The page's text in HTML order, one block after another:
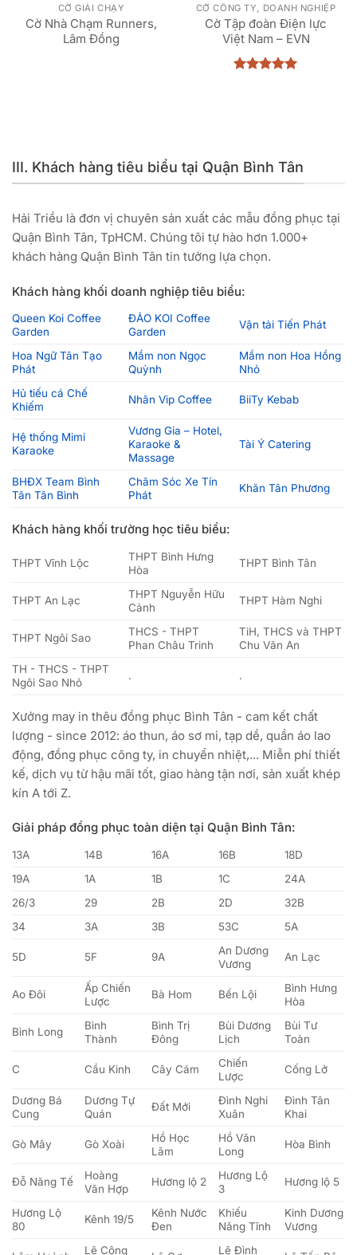
CỜ GIẢI CHẠY
Cờ Nhà Chạm Runners,
Lâm Đồng
CỜ CÔNG TY, DOANH NGHIỆP
Cờ Tập đoàn Điện lực
Việt Nam – EVN
III. Khách hàng tiêu biểu tại Quận Bình Tân
Hải Triều là đơn vị chuyên sản xuất các mẫu đồng phục tại
Quận Bình Tân, TpHCM. Chúng tôi tự hào hơn 1.000+
khách hàng Quận Bình Tân tin tưởng lựa chọn.
Khách hàng khối doanh nghiệp tiêu biểu:
Queen Koi Coffee
Garden
ĐẢO KOI Coffee
Garden
Vận tải Tiến Phát
Hoa Ngữ Tân Tạo
Phát
Mầm non Ngọc
Quỳnh
Mầm non Hoa Hồng
Nhỏ
Hủ tiếu cá Chế
Khiếm
Nhân Vip Coffee BiiTy Kebab
Hệ thống Mimi
Karaoke
Vương Gia – Hotel,
Karaoke &
Massage
Tài Ý Catering
BHĐX Team Bình
Tân Tân Bình
Chăm Sóc Xe Tín
Phát
Khăn Tân Phương
Khách hàng khối trường học tiêu biểu:
THPT Vĩnh Lộc
THPT Bình Hưng
Hòa
THPT Bình Tân
THPT An Lạc
THPT Nguyễn Hữu
Cảnh
THPT Hàm Nghi
THPT Ngôi Sao
THCS - THPT
Phan Châu Trinh
TiH, THCS và THPT
Chu Văn An
TH - THCS - THPT
Ngôi Sao Nhỏ
. .
Xưởng may in thêu đồng phục Bình Tân - cam kết chất
lượng - since 2012: áo thun, áo sơ mi, tạp dề, quần áo lao
động, đồng phục công ty, in chuyển nhiệt,... Miễn phí thiết
kế, dịch vụ từ hậu mãi tốt, giao hàng tận nơi, sản xuất khép
kín A tới Z.
Giải pháp đồng phục toàn diện tại Quận Bình Tân:
13A 14B 16A 16B
18D
19A
1A 1B 1C
24A
26/3
29 2B 2D
32B
34
3A 3B 53C 5A
5D 5F 9A
An Dương
Vương
An Lạc
Ao Đôi
Ấp Chiến
Lược
Bà Hom Bến Lội
Bình Hưng
Hòa
Bình Long
Bình
Thành
Bình Trị
Đông
Bùi Dương
Lịch
Bùi Tư
Toàn
C Cầu Kinh Cây Cám
Chiến
Lược
Cống Lở
Dương Bá
Cung
Dương Tự
Quán
Đất Mới
Đình Nghi
Xuân
Đình Tân
Khai
Gò Mây Gò Xoài
Hồ Học
Lãm
Hồ Văn
Long
Hòa Bình
Đỗ Năng Tế
Hoàng
Văn Hợp
Hương lộ 2
Hương Lộ
3
Hương lộ 5
Hương Lộ
80
Kênh 19/5
Kênh Nước
Đen
Khiếu
Năng Tĩnh
Kinh Dương
Vương
Lê Công Lê Đình